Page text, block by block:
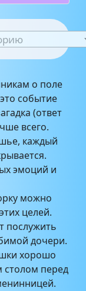
о поле
событие
(ответ
всего.
каждый
эмоций и
можно
целей.
послужить
дочери.
хорошо
столом перед